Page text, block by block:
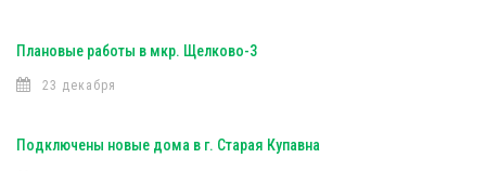
Плановые работы в мкр. Щелково-3
23 декабря
Подключены новые дома в г. Старая Купавна